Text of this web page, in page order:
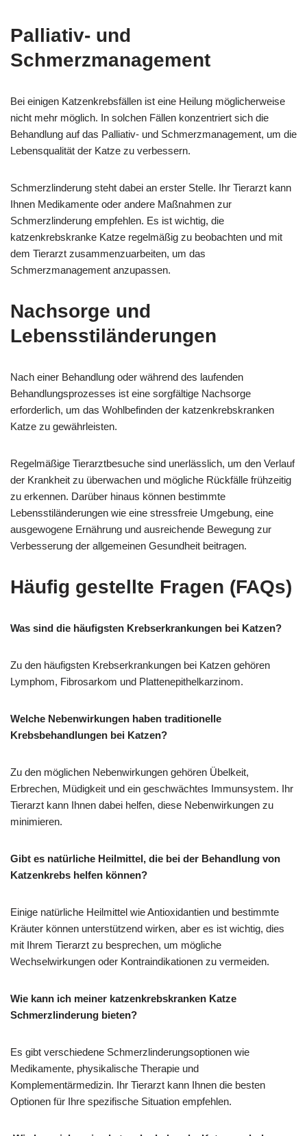
Palliativ- und
Schmerzmanagement
Bei einigen Katzenkrebsfällen ist eine Heilung möglicherweise
nicht mehr möglich. In solchen Fällen konzentriert sich die
Behandlung auf das Palliativ- und Schmerzmanagement, um die
Lebensqualität der Katze zu verbessern.
Schmerzlinderung steht dabei an erster Stelle. Ihr Tierarzt kann
Ihnen Medikamente oder andere Maßnahmen zur
Schmerzlinderung empfehlen. Es ist wichtig, die
katzenkrebskranke Katze regelmäßig zu beobachten und mit
dem Tierarzt zusammenzuarbeiten, um das
Schmerzmanagement anzupassen.
Nachsorge und
Lebensstiländerungen
Nach einer Behandlung oder während des laufenden
Behandlungsprozesses ist eine sorgfältige Nachsorge
erforderlich, um das Wohlbefinden der katzenkrebskranken
Katze zu gewährleisten.
Regelmäßige Tierarztbesuche sind unerlässlich, um den Verlauf
der Krankheit zu überwachen und mögliche Rückfälle frühzeitig
zu erkennen. Darüber hinaus können bestimmte
Lebensstiländerungen wie eine stressfreie Umgebung, eine
ausgewogene Ernährung und ausreichende Bewegung zur
Verbesserung der allgemeinen Gesundheit beitragen.
Häufig gestellte Fragen (FAQs)
Was sind die häufigsten Krebserkrankungen bei Katzen?
Zu den häufigsten Krebserkrankungen bei Katzen gehören
Lymphom, Fibrosarkom und Plattenepithelkarzinom.
Welche Nebenwirkungen haben traditionelle
Krebsbehandlungen bei Katzen?
Zu den möglichen Nebenwirkungen gehören Übelkeit,
Erbrechen, Müdigkeit und ein geschwächtes Immunsystem. Ihr
Tierarzt kann Ihnen dabei helfen, diese Nebenwirkungen zu
minimieren.
Gibt es natürliche Heilmittel, die bei der Behandlung von
Katzenkrebs helfen können?
Einige natürliche Heilmittel wie Antioxidantien und bestimmte
Kräuter können unterstützend wirken, aber es ist wichtig, dies
mit Ihrem Tierarzt zu besprechen, um mögliche
Wechselwirkungen oder Kontraindikationen zu vermeiden.
Wie kann ich meiner katzenkrebskranken Katze
Schmerzlinderung bieten?
Es gibt verschiedene Schmerzlinderungsoptionen wie
Medikamente, physikalische Therapie und
Komplementärmedizin. Ihr Tierarzt kann Ihnen die besten
Optionen für Ihre spezifische Situation empfehlen.